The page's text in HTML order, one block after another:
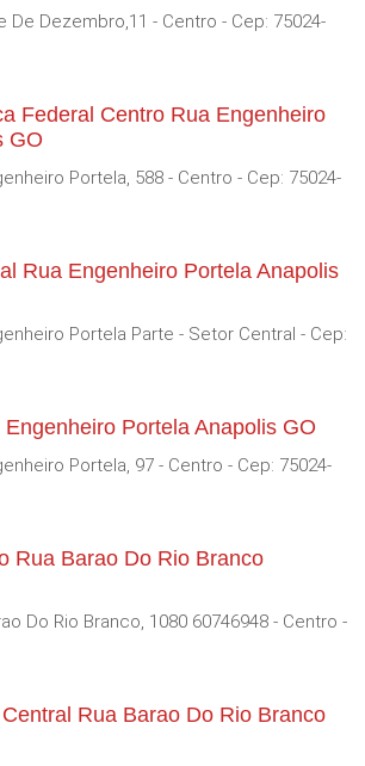
De Dezembro,11 - Centro - Cep: 75024-
Federal Centro Rua Engenheiro
GO
Portela, 588 - Centro - Cep: 75024-
Rua Engenheiro Portela Anapolis
Portela Parte - Setor Central - Cep:
Portela Anapolis GO
Portela, 97 - Centro - Cep: 75024-
Rua Barao Do Rio Branco
Do Rio Branco, 1080 60746948 - Centro -
Rua Barao Do Rio Branco